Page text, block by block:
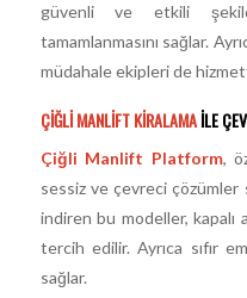
güvenli ve etkili
tamamlanmasını sağlar.
müdahale ekipleri de
ÇIĞLI MANLIFT KIRALAMAILE
Çiğli Manlift Platform,
sessiz ve çevreci çözümler
indiren bu modeller, kapalı
tercih edilir. Ayrıca sıfır
sağlar.